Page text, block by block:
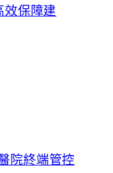
效保障建
院終端管控